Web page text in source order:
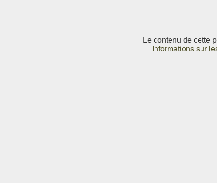
Le contenu de cette
Informations sur